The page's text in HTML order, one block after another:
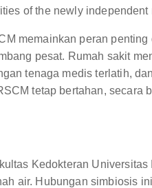
of the newly independent
memainkan peran
pesat. Rumah sakit
tenaga medis terlatih,
tetap bertahan, secara
Kedokteran
air. Hubungan simbiosis